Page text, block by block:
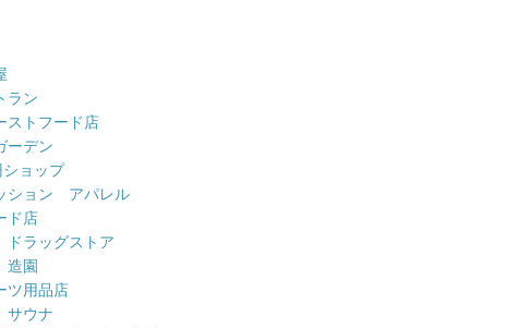
ラン
ストフード店
ーデン
ョップ
ション アパレル
ド店
ラッグストア
園
ツ用品店
ウナ